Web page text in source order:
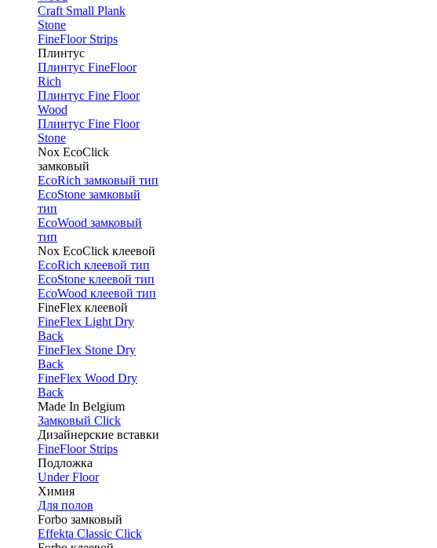
Craft Small Plank
Stone
FineFloor Strips
Плинтус
Плинтус FineFloor
Rich
Плинтус Fine Floor
Wood
Плинтус Fine Floor
Stone
Nox EcoClick
замковый
EcoRich замковый тип
EcoStone замковый
тип
EcoWood замковый
тип
Nox EcoClick клеевой
EcoRich клеевой тип
EcoStone клеевой тип
EcoWood клеевой тип
FineFlex клеевой
FineFlex Light Dry
Back
FineFlex Stone Dry
Back
FineFlex Wood Dry
Back
Made In Belgium
Замковый Click
Дизайнерские вставки
FineFloor Strips
Подложка
Under Floor
Химия
Для полов
Forbo замковый
Effekta Classic Click